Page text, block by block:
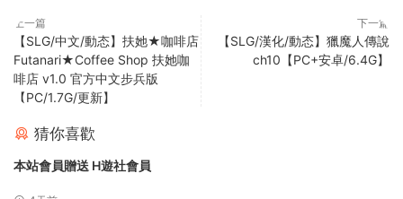
上一篇
【SLG/中文/動态】扶她★咖啡店
Futanari★Coffee Shop 扶她咖
啡店 v1.0 官方中文步兵版
【PC/1.7G/更新】
下一篇
【SLG/漢化/動态】獵魔人傳說
ch10【PC+安卓/6.4G】
猜你喜歡
本站會員贈送 H遊社會員